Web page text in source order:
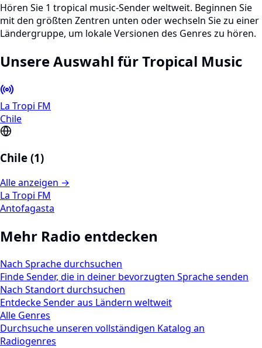
Hören Sie 1 tropical music-Sender weltweit. Beginnen Sie
mit den größten Zentren unten oder wechseln Sie zu einer
Ländergruppe, um lokale Versionen des Genres zu hören.
Unsere Auswahl für Tropical Music
La Tropi FM
Chile
Chile (1)
Alle anzeigen →
La Tropi FM
Antofagasta
Mehr Radio entdecken
Nach Sprache durchsuchen
Finde Sender, die in deiner bevorzugten Sprache senden
Nach Standort durchsuchen
Entdecke Sender aus Ländern weltweit
Alle Genres
Durchsuche unseren vollständigen Katalog an
Radiogenres